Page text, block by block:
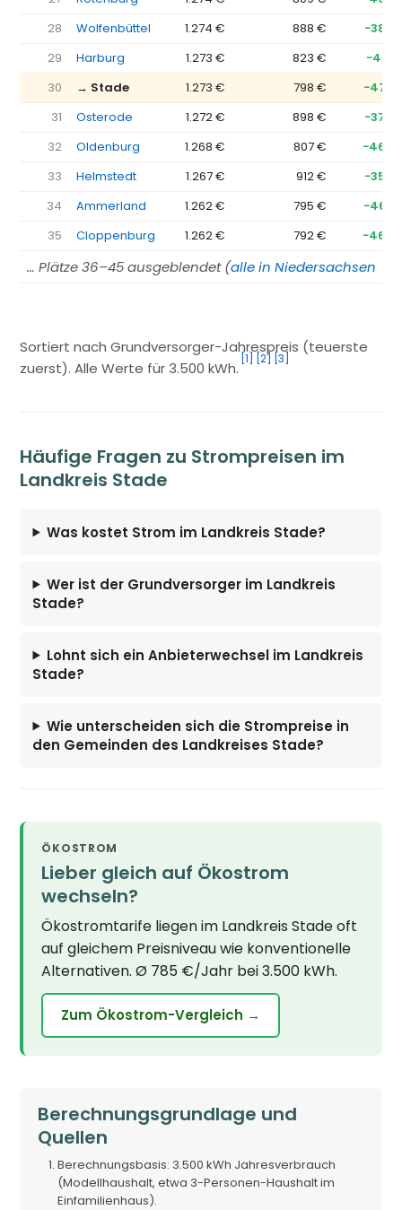
28
Wolfenbüttel 1.274 € 888 €
−386
29
Harburg 1.273 € 823 €
−451
30
→ Stade 1.273 € 798 €
−475
31
Osterode 1.272 € 898 €
−374
32
Oldenburg 1.268 € 807 €
−460
33
Helmstedt 1.267 € 912 €
−355
34
Ammerland 1.262 € 795 €
−467
35
Cloppenburg 1.262 € 792 € −469
… Plätze 36–45 ausgeblendet (alle in Niedersachsen →
Sortiert nach Grundversorger-Jahrespreis (teuerste
zuerst). Alle Werte für 3.500 kWh.
[1] [2] [3]
Häufige Fragen zu Strompreisen im
Landkreis Stade
Was kostet Strom im Landkreis Stade?
Wer ist der Grundversorger im Landkreis
Stade?
Lohnt sich ein Anbieterwechsel im Landkreis
Stade?
Wie unterscheiden sich die Strompreise in
den Gemeinden des Landkreises Stade?
ÖKOSTROM
Lieber gleich auf Ökostrom
wechseln?
Ökostromtarife liegen im Landkreis Stade oft
auf gleichem Preisniveau wie konventionelle
Alternativen. Ø 785 €/Jahr bei 3.500 kWh.
Zum Ökostrom-Vergleich →
Berechnungsgrundlage und
Quellen
Berechnungsbasis: 3.500 kWh Jahresverbrauch
(Modellhaushalt, etwa 3-Personen-Haushalt im
Einfamilienhaus).